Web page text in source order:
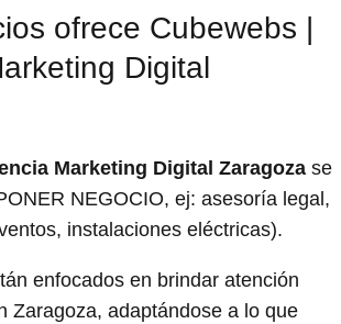
ofrece Cubewebs |
Digital
Marketing Digital Zaragoza se
NEGOCIO, ej: asesoría legal,
instalaciones eléctricas).
enfocados en brindar atención
Zaragoza, adaptándose a lo que